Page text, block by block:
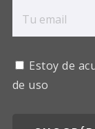
Estoy de
de uso